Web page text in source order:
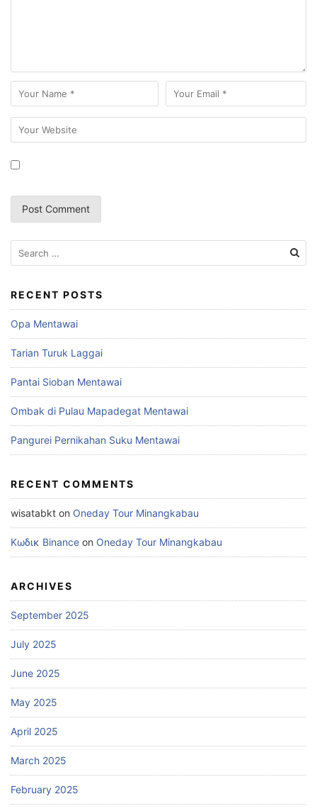
Search
for:
RECENT POSTS
Opa Mentawai
Tarian Turuk Laggai
Pantai Sioban Mentawai
Ombak di Pulau Mapadegat Mentawai
Pangurei Pernikahan Suku Mentawai
RECENT COMMENTS
wisatabkt on Oneday Tour Minangkabau
Κωδικ Binance on Oneday Tour Minangkabau
ARCHIVES
September 2025
July 2025
June 2025
May 2025
April 2025
March 2025
February 2025